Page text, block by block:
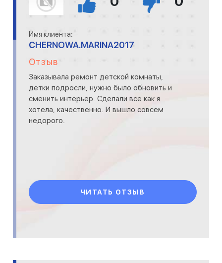
Имя клиента:
CHERNOWA.MARINA2017
Отзыв
Заказывала ремонт детской комнаты,
детки подросли, нужно было обновить и
сменить интерьер. Сделали все как я
хотела, качественно. И вышло совсем
недорого.
ЧИТАТЬ ОТЗЫВ